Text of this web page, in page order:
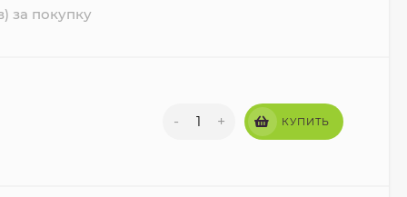
за покупку
- + КУПИТЬ